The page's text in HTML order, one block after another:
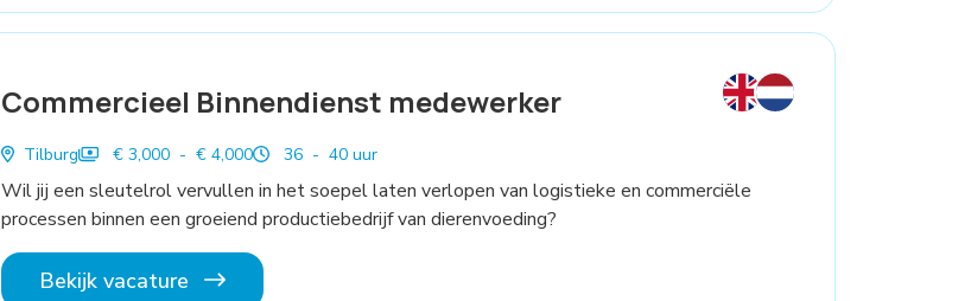
Commercieel Binnendienst medewerker
Tilburg € 3,000 - € 4,000 36 - 40 uur
Wil jij een sleutelrol vervullen in het soepel laten verlopen van logistieke en commerciële
processen binnen een groeiend productiebedrijf van dierenvoeding?
Bekijk vacature